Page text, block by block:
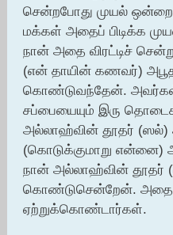
சென்றபோது முயல்
மக்கள் அதைப் பிடிக்க
நான் அதை விரட்டிச்
(என் தாயின் கணவர்)
கொண்டுவந்தேன்.
சப்பையையும் இரு
அல்லாஹ்வின் தூதர் (ஸல்)
(கொடுக்குமாறு என்னை)
நான் அல்லாஹ்வின் தூதர்
கொண்டுசென்றேன். அதை
ஏற்றுக்கொண்டார்கள்.